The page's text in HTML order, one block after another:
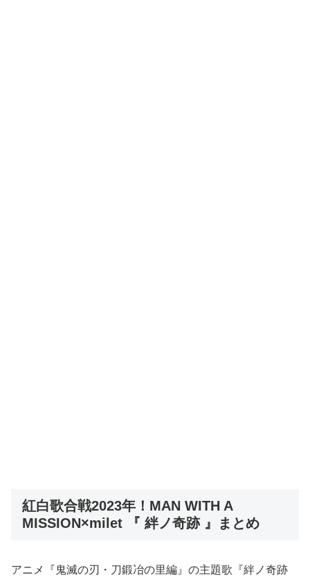
紅白歌合戦2023年！MAN WITH A
MISSION×milet 『 絆ノ奇跡 』まとめ
アニメ『鬼滅の刃・刀鍛冶の里編』の主題歌『絆ノ奇跡